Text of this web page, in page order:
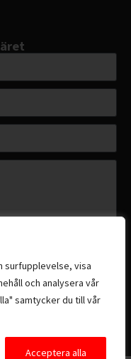
surfupplevelse, visa
och analysera vår
samtycker du till vår
Acceptera alla